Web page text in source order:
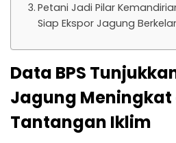
Petani Jadi Pilar
Siap Ekspor Jagung
Data BPS
Jagung Meningkat
Tantangan Iklim